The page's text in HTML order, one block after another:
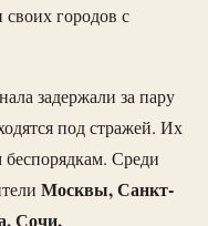
городов с
задержали за пару
под стражей. Их
Среди
Москвы, Санкт-
Сочи,